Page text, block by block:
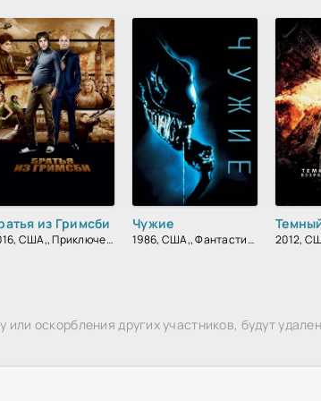
из Гримсби
2016, США,, Приключения, Комедия, Боевик, Зарубежный
Чужие
1986, США,, Фантастика, Боевик, Триллер, Зарубежный
оскорбления других участников, будут